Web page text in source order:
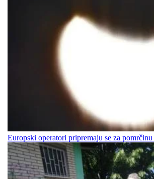
Europski operatori pripremaju se za pomrčinu